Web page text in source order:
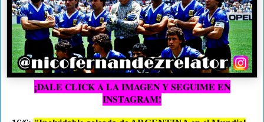
¡DALE CLICK A LA IMAGEN Y SEGUIME EN
INSTAGRAM!